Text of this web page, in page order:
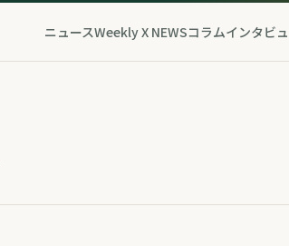
ニュースWeekly X NEWSコラムインタビ